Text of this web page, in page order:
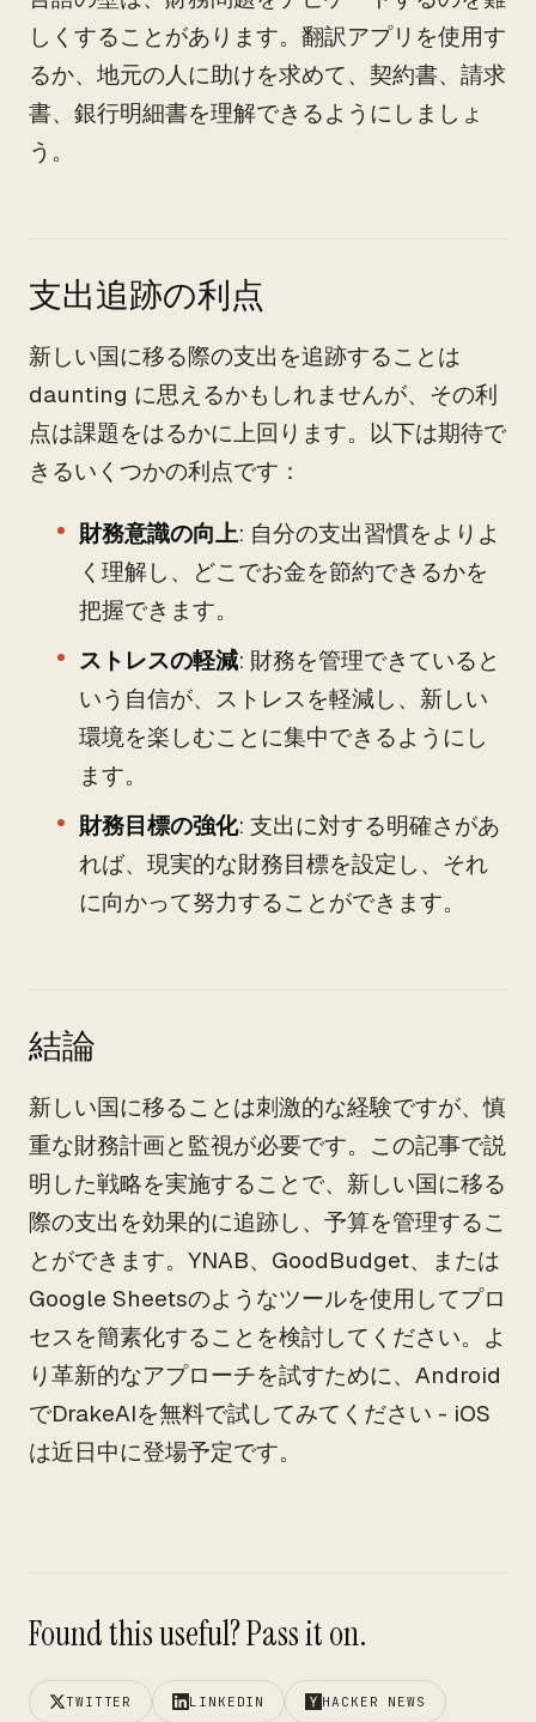
しくすることがあります。翻訳アプリを使用す
るか、地元の人に助けを求めて、契約書、請求
書、銀行明細書を理解できるようにしましょ
う。
支出追跡の利点
新しい国に移る際の支出を追跡することは
daunting に思えるかもしれませんが、その利
点は課題をはるかに上回ります。以下は期待で
きるいくつかの利点です：
財務意識の向上: 自分の支出習慣をよりよ
く理解し、どこでお金を節約できるかを
把握できます。
ストレスの軽減: 財務を管理できていると
いう自信が、ストレスを軽減し、新しい
環境を楽しむことに集中できるようにし
ます。
財務目標の強化: 支出に対する明確さがあ
れば、現実的な財務目標を設定し、それ
に向かって努力することができます。
結論
新しい国に移ることは刺激的な経験ですが、慎
重な財務計画と監視が必要です。この記事で説
明した戦略を実施することで、新しい国に移る
際の支出を効果的に追跡し、予算を管理するこ
とができます。YNAB、GoodBudget、または
Google Sheetsのようなツールを使用してプロ
セスを簡素化することを検討してください。よ
り革新的なアプローチを試すために、Android
でDrakeAIを無料で試してみてください - iOS
は近日中に登場予定です。
Found this useful? Pass it on.
TWITTER LINKEDIN HACKER NEWS